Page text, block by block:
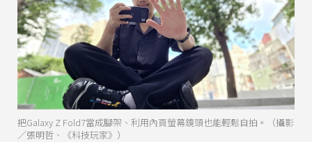
把Galaxy Z Fold7當成腳架、利用內頁螢幕鏡頭也能輕鬆自拍。（攝影
／張明哲、《科技玩家》）